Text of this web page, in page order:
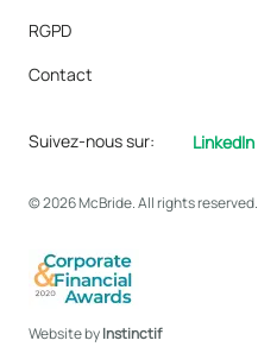
RGPD
Contact
Suivez-nous sur: LinkedIn
© 2026 McBride. All rights reserved.
Website byInstinctif